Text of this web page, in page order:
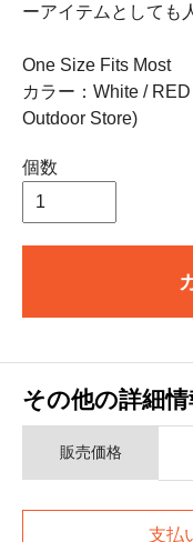
ーアイテムとしても
One Size Fits Most
カラー：White /
Outdoor Store)
個数
その他の詳細
販売価格
支払